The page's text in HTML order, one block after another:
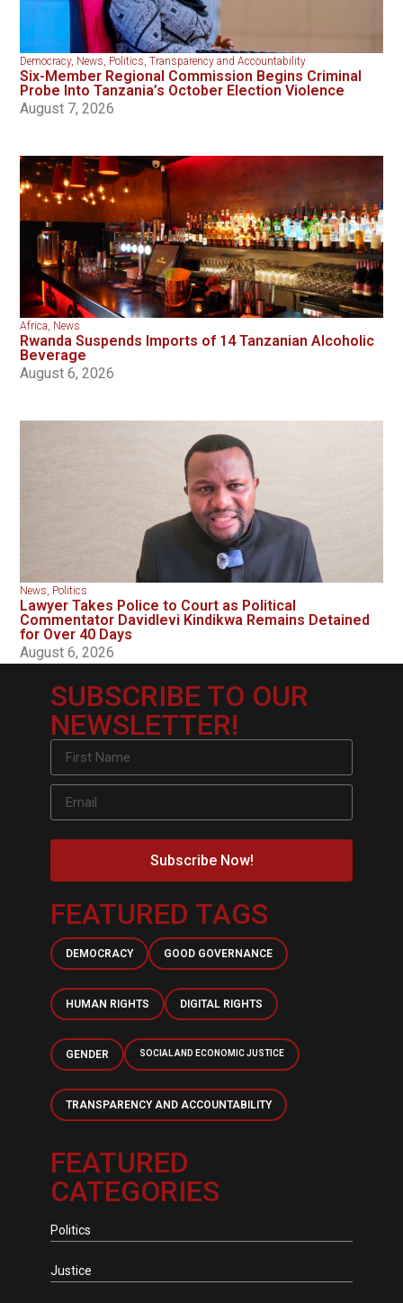
Democracy, News, Politics,Transparency and Accountability
Six-Member Regional Commission Begins Criminal
Probe Into Tanzania’s October Election Violence
August 7, 2026
Africa, News
Rwanda Suspends Imports of 14 Tanzanian Alcoholic
Beverage
August 6, 2026
News, Politics
Lawyer Takes Police to Court as Political
Commentator Davidlevi Kindikwa Remains Detained
for Over 40 Days
August 6, 2026
SUBSCRIBE TO OUR
NEWSLETTER!
Subscribe Now!
FEATURED TAGS
DEMOCRACY GOOD GOVERNANCE
HUMAN RIGHTS DIGITAL RIGHTS
GENDER SOCIAL AND ECONOMIC JUSTICE
TRANSPARENCY AND ACCOUNTABILITY
FEATURED
CATEGORIES
Politics
Justice